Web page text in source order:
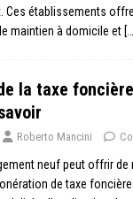
Ces établissements
maintien à domicile et
la taxe
Roberto Mancini
neuf peut offrir de
de taxe